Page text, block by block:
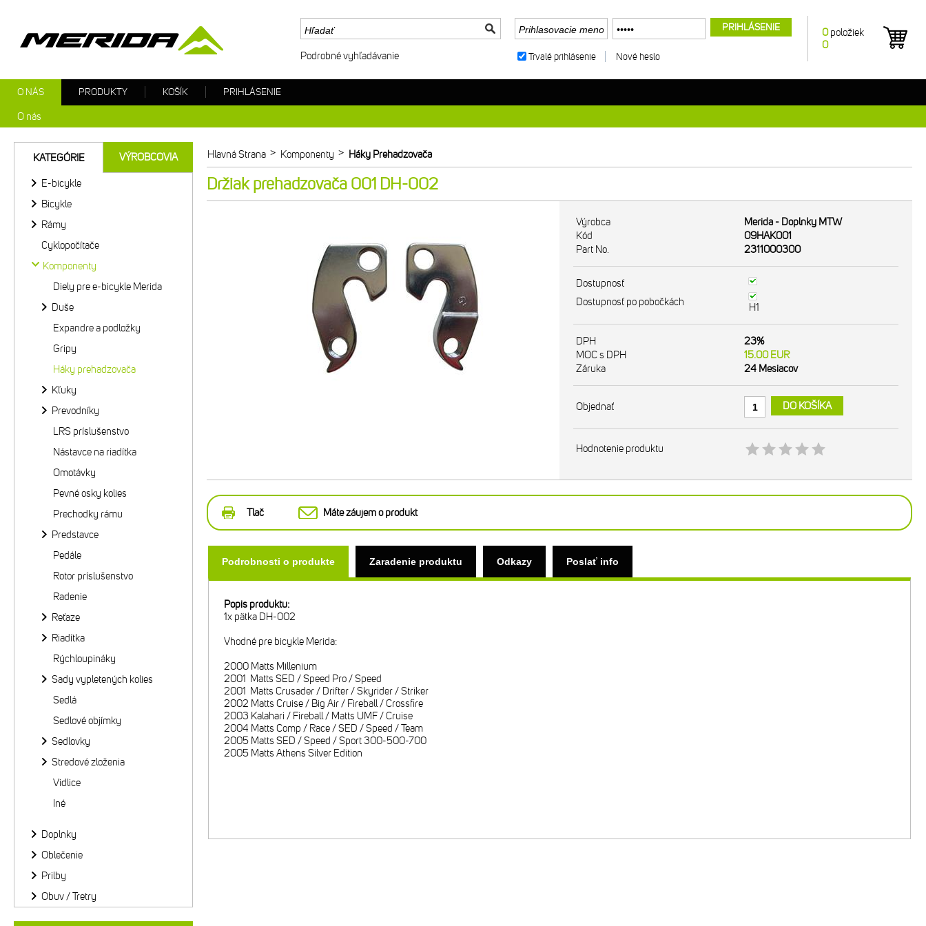
Hlavná Strana > Komponenty > Háky Prehadzovača
Držiak prehadzovača 001 DH-002
Výrobca
Merida - Doplnky MTW
Kód
09HAK001
Part No.
2311000300
Dostupnosť
Dostupnosť po pobočkách
H1
DPH
23%
MOC s DPH
15.00EUR
Záruka
24 Mesiacov
Objednať DO KOŠÍKA
Hodnotenie produktu
Tlač Máte záujem o produkt
Podrobnosti o produkte Zaradenie produktu Odkazy Poslať info
Popis produktu:
1x pätka DH-002
Vhodné pre bicykle Merida:
2000 Matts Millenium
2001 Matts SED / Speed Pro / Speed
2001 Matts Crusader / Drifter / Skyrider / Striker
2002 Matts Cruise / Big Air / Fireball / Crossfire
2003 Kalahari / Fireball / Matts UMF / Cruise
2004 Matts Comp / Race / SED / Speed / Team
2005 Matts SED / Speed / Sport 300-500-700
2005 Matts Athens Silver Edition
KATEGÓRIE VÝROBCOVIA
E-bicykle
Bicykle
Rámy
Cyklopočítače
Komponenty
Diely pre e-bicykle Merida
Duše
Expandre a podložky
Gripy
Háky prehadzovača
Kľuky
Prevodníky
LRS príslušenstvo
Nástavce na riadítka
Omotávky
Pevné osky kolies
Prechodky rámu
Predstavce
Pedále
Rotor príslušenstvo
Radenie
Reťaze
Riadítka
Rýchloupináky
Sady vypletených kolies
Sedlá
Sedlové objímky
Sedlovky
Stredové zloženia
Vidlice
Iné
Doplnky
Oblečenie
Prilby
Obuv / Tretry
Podrobné vyhľadávanie
O NÁS
O nás
PRODUKTY KOŠÍK PRIHLÁSENIE
0 položiek
0
PRIHLÁSENIE
Trvalé prihlásenie Nové heslo